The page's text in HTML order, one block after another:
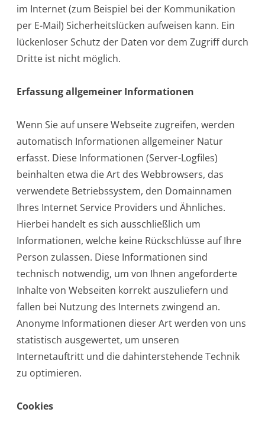
im Internet (zum Beispiel bei der Kommunikation
per E-Mail) Sicherheitslücken aufweisen kann. Ein
lückenloser Schutz der Daten vor dem Zugriff durch
Dritte ist nicht möglich.
Erfassung allgemeiner Informationen
Wenn Sie auf unsere Webseite zugreifen, werden
automatisch Informationen allgemeiner Natur
erfasst. Diese Informationen (Server-Logfiles)
beinhalten etwa die Art des Webbrowsers, das
verwendete Betriebssystem, den Domainnamen
Ihres Internet Service Providers und Ähnliches.
Hierbei handelt es sich ausschließlich um
Informationen, welche keine Rückschlüsse auf Ihre
Person zulassen. Diese Informationen sind
technisch notwendig, um von Ihnen angeforderte
Inhalte von Webseiten korrekt auszuliefern und
fallen bei Nutzung des Internets zwingend an.
Anonyme Informationen dieser Art werden von uns
statistisch ausgewertet, um unseren
Internetauftritt und die dahinterstehende Technik
zu optimieren.
Cookies